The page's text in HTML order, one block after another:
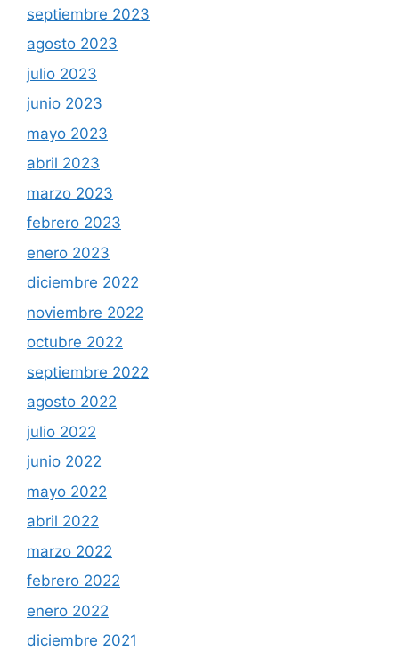
septiembre 2023
agosto 2023
julio 2023
junio 2023
mayo 2023
abril 2023
marzo 2023
febrero 2023
enero 2023
diciembre 2022
noviembre 2022
octubre 2022
septiembre 2022
agosto 2022
julio 2022
junio 2022
mayo 2022
abril 2022
marzo 2022
febrero 2022
enero 2022
diciembre 2021